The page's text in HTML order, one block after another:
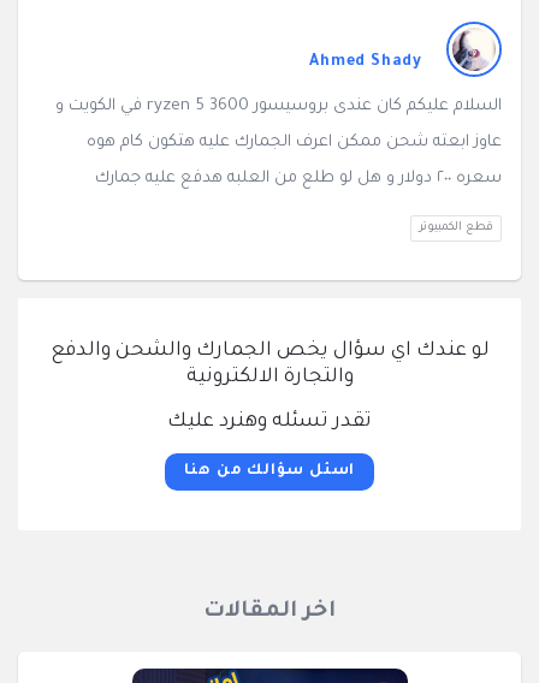
Ahmed Shady
السلام عليكم كان عندى بروسيسور ryzen 5 3600 في الكويت و
عاوز ابعته شحن ممكن اعرف الجمارك عليه هتكون كام هوه
سعره ٢٠٠ دولار و هل لو طلع من العلبه هدفع عليه جمارك
قطع الكمبيوتر
لو عندك اي سؤال يخص الجمارك والشحن والدفع
والتجارة الالكترونية
تقدر تسئله وهنرد عليك
اسئل سؤالك من هنا
اخر المقالات